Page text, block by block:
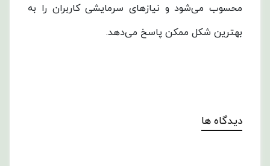
بالا
خنک
وزن
محسوب می‌شود و نیازهای سرمایشی کاربران را به
بهترین شکل ممکن پاسخ می‌دهد.
دیدگاه ها